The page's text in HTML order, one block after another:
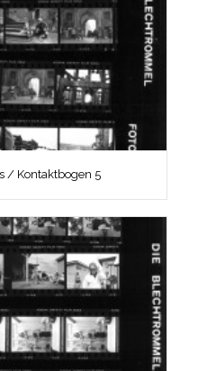
/ Kontaktbogen 5